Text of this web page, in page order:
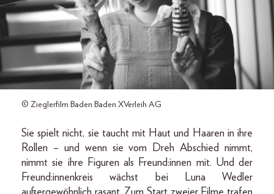
© Zieglerfilm Baden Baden XVerleih AG
Sie spielt nicht, sie taucht mit Haut und Haaren in ihre
Rollen – und wenn sie vom Dreh Abschied nimmt,
nimmt sie ihre Figuren als Freund:innen mit. Und der
Freund:innenkreis wächst bei Luna Wedler